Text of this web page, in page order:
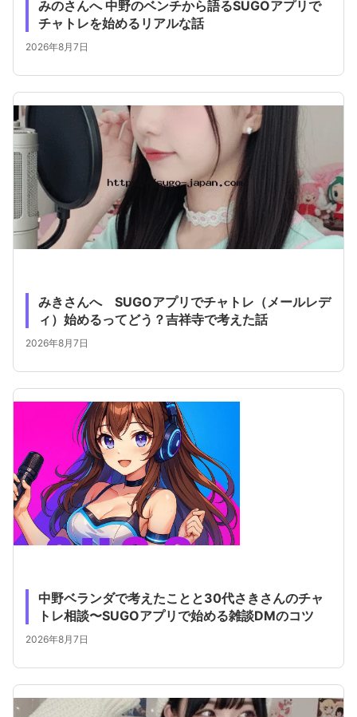
みのさんへ 中野のベンチから語るSUGOアプリで
チャトレを始めるリアルな話
2026年8月7日
みきさんへ SUGOアプリでチャトレ（メールレデ
ィ）始めるってどう？吉祥寺で考えた話
2026年8月7日
中野ベランダで考えたことと30代さきさんのチャ
トレ相談〜SUGOアプリで始める雑談DMのコツ
2026年8月7日